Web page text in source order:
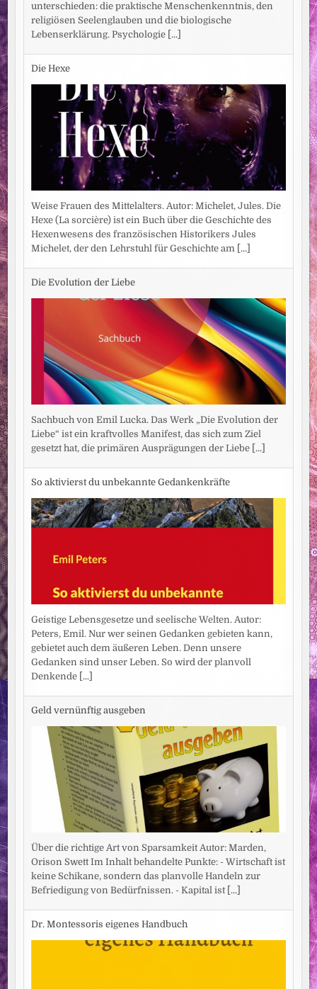
unterschieden: die praktische Menschenkenntnis, den
religiösen Seelenglauben und die biologische
Lebenserklärung. Psychologie [...]
Die Hexe
Weise Frauen des Mittelalters. Autor: Michelet, Jules. Die
Hexe (La sorcière) ist ein Buch über die Geschichte des
Hexenwesens des französischen Historikers Jules
Michelet, der den Lehrstuhl für Geschichte am [...]
Die Evolution der Liebe
Sachbuch von Emil Lucka. Das Werk „Die Evolution der
Liebe“ ist ein kraftvolles Manifest, das sich zum Ziel
gesetzt hat, die primären Ausprägungen der Liebe [...]
So aktivierst du unbekannte Gedankenkräfte
Geistige Lebensgesetze und seelische Welten. Autor:
Peters, Emil. Nur wer seinen Gedanken gebieten kann,
gebietet auch dem äußeren Leben. Denn unsere
Gedanken sind unser Leben. So wird der planvoll
Denkende [...]
Geld vernünftig ausgeben
Über die richtige Art von Sparsamkeit Autor: Marden,
Orison Swett Im Inhalt behandelte Punkte: - Wirtschaft ist
keine Schikane, sondern das planvolle Handeln zur
Befriedigung von Bedürfnissen. - Kapital ist [...]
Dr. Montessoris eigenes Handbuch